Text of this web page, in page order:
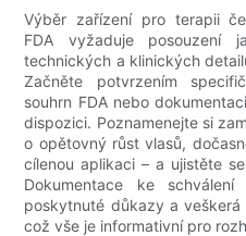
Výběr zařízení pro terapii
FDA vyžaduje posouzení
technických a klinických
Začněte potvrzením
souhrn FDA nebo
dispozici. Poznamenejte si
o opětovný růst vlasů,
cílenou aplikaci – a ujistěte
Dokumentace ke
poskytnuté důkazy a
což vše je informativní pro